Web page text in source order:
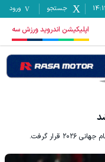
جستجو ورود
اپلیکیشن اندروید ورزش سه
گرفت.